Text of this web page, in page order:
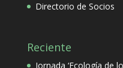
Directorio de Socios
Reciente
Jornada ‘Ecología de